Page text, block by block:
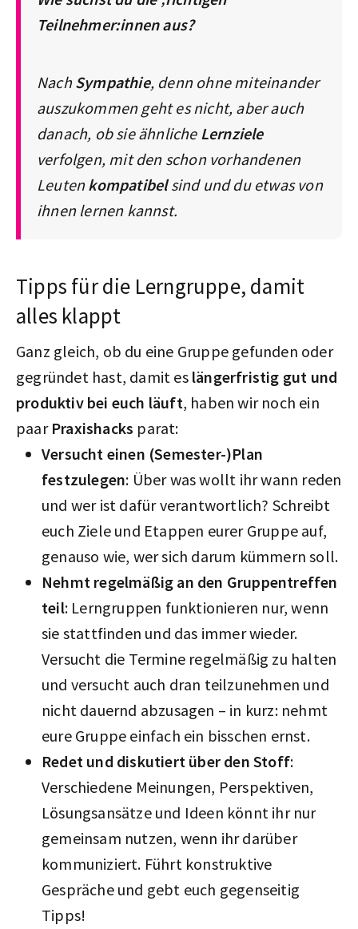
Teilnehmer:innen aus?
NachSympathie, denn ohne miteinander
auszukommen geht es nicht, aber auch
danach, ob sie ähnliche Lernziele
verfolgen, mit den schon vorhandenen
Leutenkompatibelsind und du etwas von
ihnen lernen kannst.
Tipps für die Lerngruppe, damit
alles klappt
Ganz gleich, ob du eine Gruppe gefunden oder
gegründet hast, damit es längerfristig gut und
produktiv bei euch läuft, haben wir noch ein
paar Praxishacks parat:
Versucht einen (Semester-)Plan
festzulegen: Über was wollt ihr wann reden
und wer ist dafür verantwortlich? Schreibt
euch Ziele und Etappen eurer Gruppe auf,
genauso wie, wer sich darum kümmern soll.
Nehmt regelmäßig an den Gruppentreffen
teil: Lerngruppen funktionieren nur, wenn
sie stattfinden und das immer wieder.
Versucht die Termine regelmäßig zu halten
und versucht auch dran teilzunehmen und
nicht dauernd abzusagen – in kurz: nehmt
eure Gruppe einfach ein bisschen ernst.
Redet und diskutiert über den Stoff:
Verschiedene Meinungen, Perspektiven,
Lösungsansätze und Ideen könnt ihr nur
gemeinsam nutzen, wenn ihr darüber
kommuniziert. Führt konstruktive
Gespräche und gebt euch gegenseitig
Tipps!